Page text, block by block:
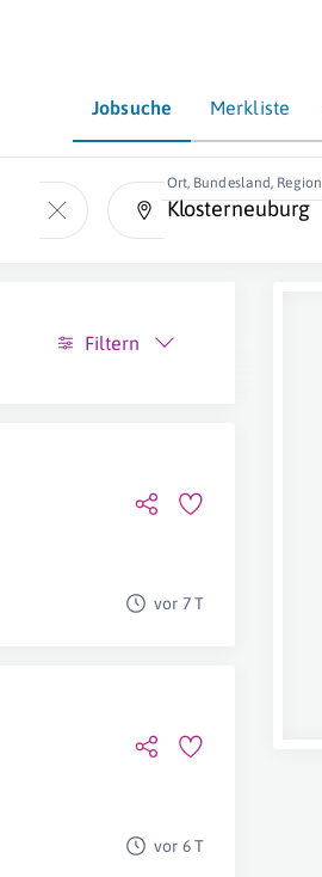
Jobsuche Merkliste
Ort, Bundesland, Region
Filtern
vor 7 T
vor 6 T